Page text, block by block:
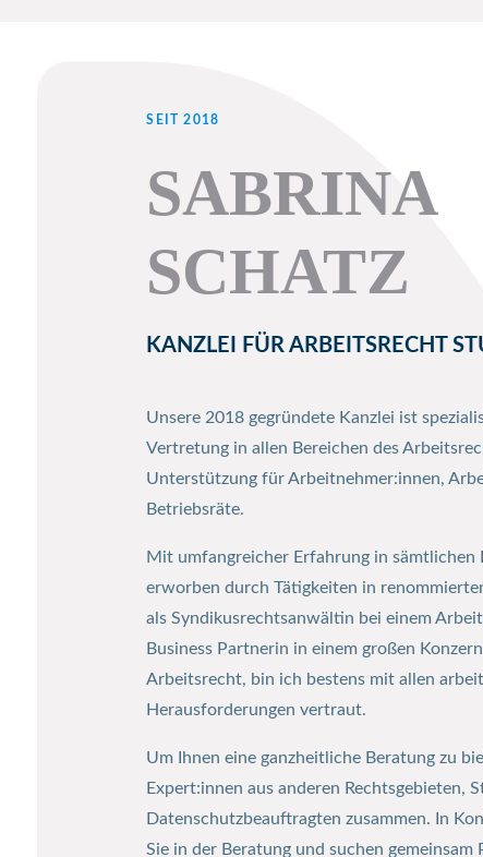
SEIT 2018
SABRINA
SCHATZ
KANZLEI FÜR ARBEITSRECHT
Unsere 2018 gegründete Kanzlei ist
Vertretung in allen Bereichen des
Unterstützung für Arbeitnehmer:innen,
Betriebsräte.
Mit umfangreicher Erfahrung in sämtlichen
erworben durch Tätigkeiten in
als Syndikusrechtsanwältin bei einem
Business Partnerin in einem großen
Arbeitsrecht, bin ich bestens mit allen
Herausforderungen vertraut.
Um Ihnen eine ganzheitliche Beratung zu
Expert:innen aus anderen Rechtsgebieten,
Datenschutzbeauftragten zusammen. In
Sie in der Beratung und suchen